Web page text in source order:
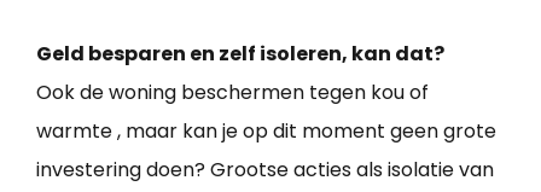
Geld besparen en zelf isoleren, kan dat?
Ook de woning beschermen tegen kou of
warmte , maar kan je op dit moment geen grote
investering doen? Grootse acties als isolatie van